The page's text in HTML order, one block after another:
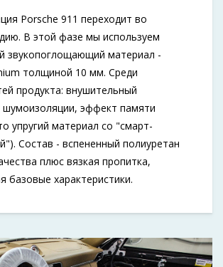
Porsche 911 переходит во
В этой фазе мы используем
звукопоглощающий материал -
толщиной 10 мм. Среди
продукта: внушительный
шумоизоляции, эффект памяти
упругий материал со "смарт-
Состав - вспененный полиуретан
плюс вязкая пропитка,
базовые характеристики.